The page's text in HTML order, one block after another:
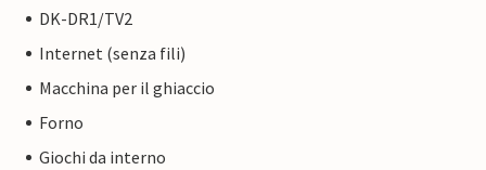
DK-DR1/TV2
Internet (senza fili)
Macchina per il ghiaccio
Forno
Giochi da interno